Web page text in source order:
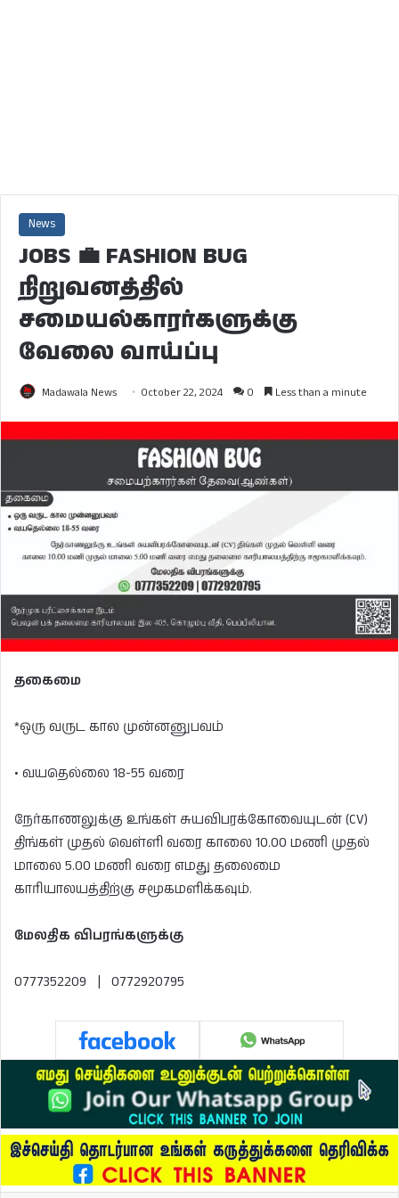
News
JOBS 💼 FASHION BUG
நிறுவனத்தில்
சமையல்காரர்களுக்கு
வேலை வாய்ப்பு
Madawala News October 22, 2024 0 Less than a minute
தகைமை
*ஒரு வருட கால முன்னனுபவம்
• வயதெல்லை 18-55 வரை
நேர்காணலுக்கு உங்கள் சுயவிபரக்கோவையுடன் (CV)
திங்கள் முதல் வெள்ளி வரை காலை 10.00 மணி முதல்
மாலை 5.00 மணி வரை எமது தலைமை
காரியாலயத்திற்கு சமூகமளிக்கவும்.
மேலதிக விபரங்களுக்கு
0777352209 | 0772920795